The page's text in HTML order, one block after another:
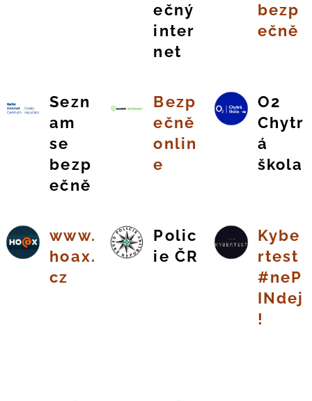
ečný
inter
net
bezp
ečně
Sezn
am
se
bezp
ečně
Bezp
ečně
onlin
e
O2
Chytr
á
škola
www.
hoax.
cz
Polic
ie ČR
Kybe
rtest
#neP
INdej
!